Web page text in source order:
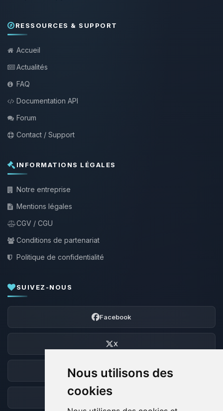
Nous utilisons des
cookies
RESSOURCES & SUPPORT
Accueil
Actualités
FAQ
Documentation API
Forum
Contact / Support
INFORMATIONS LÉGALES
Notre entreprise
Mentions légales
CGV / CGU
Conditions de partenariat
Politique de confidentialité
SUIVEZ-NOUS
Facebook
X
Discord
Forum